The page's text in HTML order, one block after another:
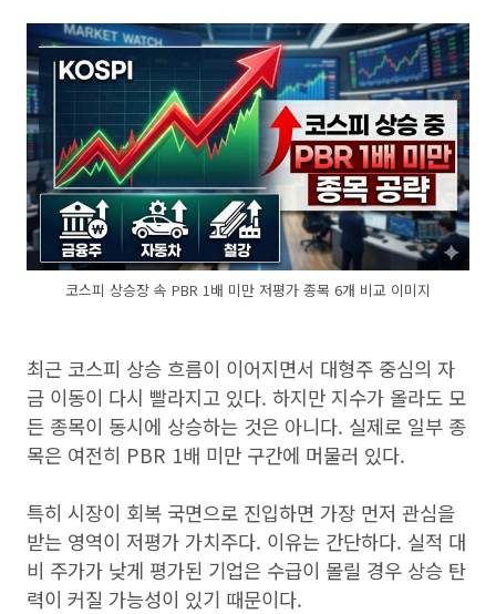
코스피 상승장 속 PBR 1배 미만 저평가 종목 6개 비교 이미지
최근 코스피 상승 흐름이 이어지면서 대형주 중심의 자
금 이동이 다시 빨라지고 있다. 하지만 지수가 올라도 모
든 종목이 동시에 상승하는 것은 아니다. 실제로 일부 종
목은 여전히 PBR 1배 미만 구간에 머물러 있다.
특히 시장이 회복 국면으로 진입하면 가장 먼저 관심을
받는 영역이 저평가 가치주다. 이유는 간단하다. 실적 대
비 주가가 낮게 평가된 기업은 수급이 몰릴 경우 상승 탄
력이 커질 가능성이 있기 때문이다.